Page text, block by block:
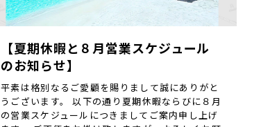
【夏期休暇と８月営業スケジュール
のお知らせ】
平素は格別なるご愛顧を賜りまして誠にありがと
うございます。 以下の通り夏期休暇ならびに８月
の営業スケジュールにつきましてご案内申し上げ